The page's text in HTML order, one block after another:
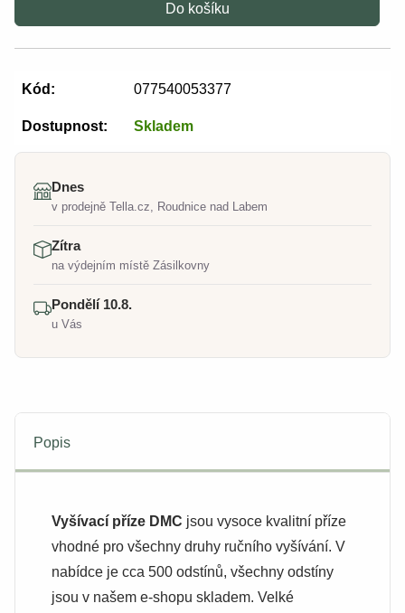
Do košíku
Kód: 077540053377
Dostupnost: Skladem
Dnes
v prodejně Tella.cz, Roudnice nad Labem
Zítra
na výdejním místě Zásilkovny
Pondělí 10.8.
u Vás
Popis
Vyšívací příze DMC jsou vysoce kvalitní příze
vhodné pro všechny druhy ručního vyšívání. V
nabídce je cca 500 odstínů, všechny odstíny
jsou v našem e-shopu skladem. Velké